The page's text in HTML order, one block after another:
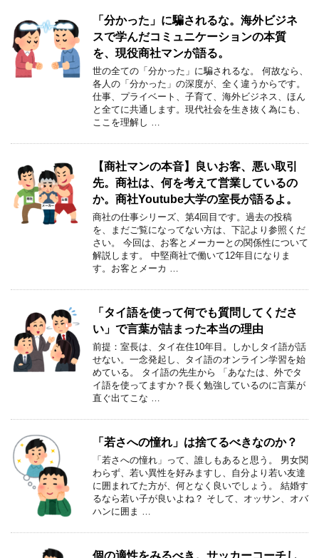
「分かった」に騙されるな。海外ビジネ
スで学んだコミュニケーションの本質
を、現役商社マンが語る。
世の全ての「分かった」に騙されるな。 何故なら、
各人の「分かった」の深度が、全く違うからです。
仕事、プライベート、子育て、海外ビジネス、ほん
と全てに共通します。現代社会を生き抜く為にも、
ここを理解し …
【商社マンの本音】良いお客、悪い取引
先。商社は、何を考えて営業しているの
か。商社Youtube大学の室長が語るよ。
商社の仕事シリーズ、第4回目です。過去の投稿
を、まだご覧になってない方は、下記より参照くだ
さい。 今回は、お客とメーカーとの関係性について
解説します。 中堅商社で働いて12年目になりま
す。お客とメーカ …
「タイ語を使って何でも質問してくださ
い」で言葉が詰まった本当の理由
前提：室長は、タイ在住10年目。しかしタイ語が話
せない。一念発起し、タイ語のオンライン学習を始
めている。 タイ語の先生から 「あなたは、外でタ
イ語を使ってますか？長く勉強しているのに言葉が
直ぐ出てこな …
「若さへの憧れ」は捨てるべきなのか？
「若さへの憧れ」って、誰しもあると思う。 男女関
わらず、若い異性を好みますし、自分より若い友達
に囲まれてた方が、何となく良いでしょう。 結婚す
るなら若い子が良いよね？ そして、オッサン、オバ
ハンに囲ま …
個の適性をみるべき。サッカーコーチし